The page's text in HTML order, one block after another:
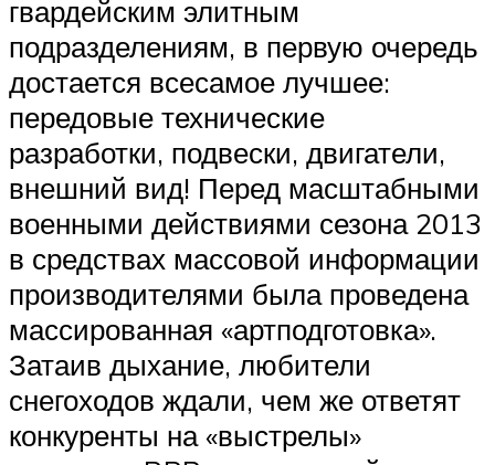
гвардейским элитным
подразделениям, в первую очередь
достается всесамое лучшее:
передовые технические
разработки, подвески, двигатели,
внешний вид! Перед масштабными
военными действиями сезона 2013
в средствах массовой информации
производителями была проведена
массированная «артподготовка».
Затаив дыхание, любители
снегоходов ждали, чем же ответят
конкуренты на «выстрелы»